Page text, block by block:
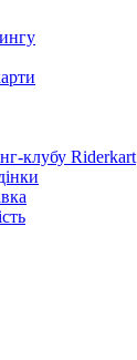
клубу Riderkart